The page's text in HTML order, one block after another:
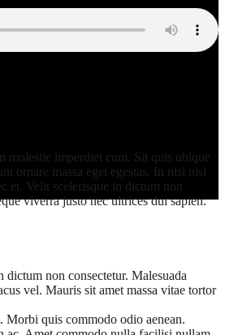
molestie imperdiet cum. Sit quis ubique
ornare massa eget egestas. In nisl nisi
et. Velit scelerisque in dictum non
viverra justo nec ultrices dui sapien.
dictum non consectetur. Malesuada
vel. Mauris sit amet massa vitae tortor
Morbi quis commodo odio aenean.